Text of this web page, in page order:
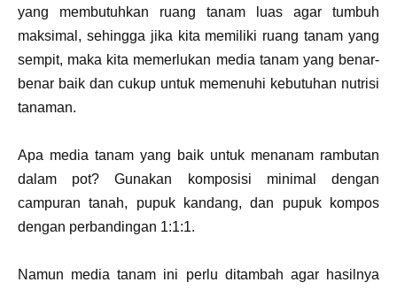
yang membutuhkan ruang tanam luas agar tumbuh
maksimal, sehingga jika kita memiliki ruang tanam yang
sempit, maka kita memerlukan media tanam yang benar-
benar baik dan cukup untuk memenuhi kebutuhan nutrisi
tanaman.
Apa media tanam yang baik untuk menanam rambutan
dalam pot? Gunakan komposisi minimal dengan
campuran tanah, pupuk kandang, dan pupuk kompos
dengan perbandingan 1:1:1.
Namun media tanam ini perlu ditambah agar hasilnya